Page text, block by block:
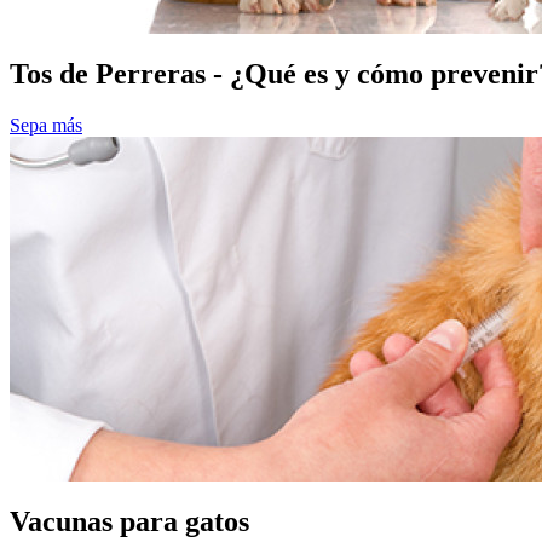
Tos de Perreras - ¿Qué es y cómo
Sepa más
Vacunas para gatos